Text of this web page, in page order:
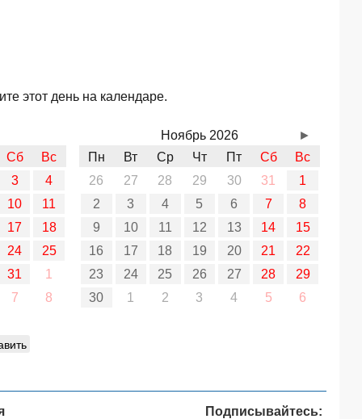
этот день на календаре.
Сб
Вс
3
4
10
11
17
18
24
25
31
1
7
8
Ноябрь 2026
Пн
Вт Ср Чт Пт Сб
Вс
26
27 28 29 30 31
1
2
3 4 5 6 7
8
9
10 11 12 13 14
15
16
17 18 19 20 21
22
23
24 25 26 27 28
29
30
1 2 3 4 5 6
►
Подписывайтесь: